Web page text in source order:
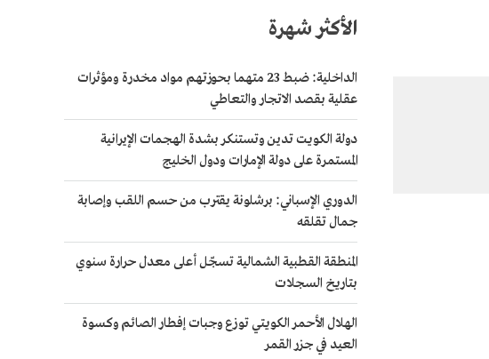
الأكثر شهرة
الداخلية: ضبط 23 متهما بحوزتهم مواد مخدرة ومؤثرات
عقلية بقصد الاتجار والتعاطي
دولة الكويت تدين وتستنكر بشدة الهجمات الإيرانية
المستمرة على دولة الإمارات ودول الخليج
الدوري الإسباني: برشلونة يقترب من حسم اللقب وإصابة
جمال تقلقه
المنطقة القطبية الشمالية تسجّل أعلى معدل حرارة سنوي
بتاريخ السجلات
الهلال الأحمر الكويتي توزع وجبات إفطار الصائم وكسوة
العيد في جزر القمر